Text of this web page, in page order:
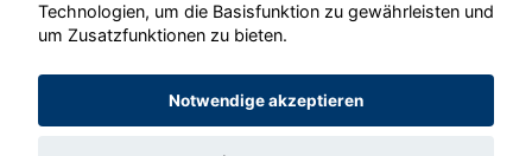
© konjunkturmotor.de GmbH 2020 - 2026
Technologien, um die Basisfunktion zu gewährleisten und
um Zusatzfunktionen zu bieten.
Notwendige akzeptieren